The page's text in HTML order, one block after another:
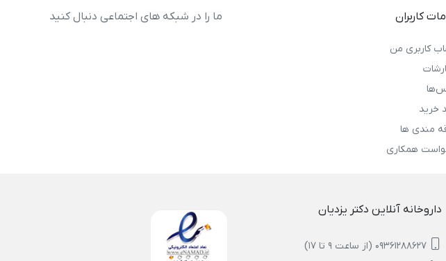
کاربران
کاربری من
خرید
مندی ها
همکاری
ما را در شبکه های اجتماعی دنبال کنید
داروخانه آنلاین دکتر یزدیان
09361288627 (از ساعت 9 تا 17)